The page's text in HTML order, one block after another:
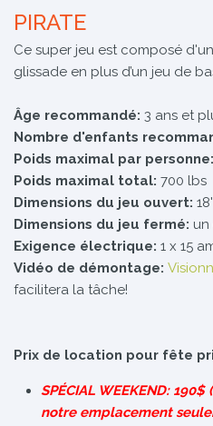
PIRATE
Ce super jeu est composé
glissade en plus d’un jeu de
Âge recommandé: 3 ans et
Nombre d'enfants
Poids maximal par personne:
Poids maximal total: 700 lbs
Dimensions du jeu ouvert:
Dimensions du jeu fermé: un
Exigence électrique: 1 x 15
Vidéo de démontage:
facilitera la tâche!
Prix de location pour fête
SPÉCIAL WEEKEND:
notre emplacement